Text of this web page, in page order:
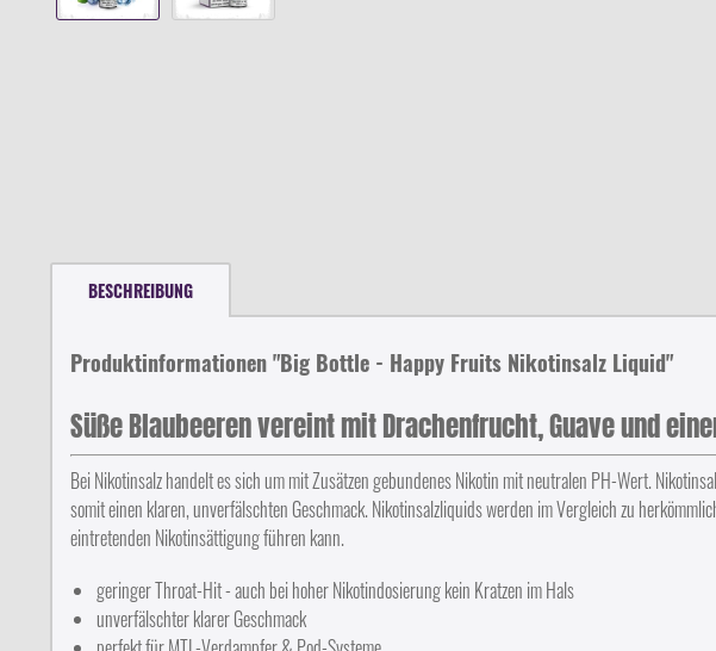
BESCHREIBUNG
Produktinformationen "Big Bottle - Happy Fruits Nikotinsalz Liquid"
Süße Blaubeeren vereint mit Drachenfrucht, Guave und
Bei Nikotinsalz handelt es sich um mit Zusätzen gebundenes Nikotin mit neutralen PH-Wert.
somit einen klaren, unverfälschten Geschmack. Nikotinsalzliquids werden im Vergleich zu
eintretenden Nikotinsättigung führen kann.
geringer Throat-Hit - auch bei hoher Nikotindosierung kein Kratzen im Hals
unverfälschter klarer Geschmack